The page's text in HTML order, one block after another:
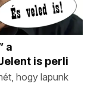
a
is perli
hogy lapunk